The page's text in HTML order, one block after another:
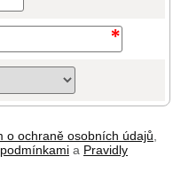
o ochraně osobních údajů
a Pravidly